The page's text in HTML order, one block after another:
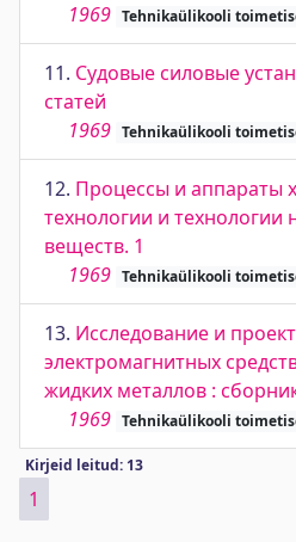
1969 Tehnikaülikooli
11. Судовые силовые
статей
1969 Tehnikaülikooli
12. Процессы и аппараты
технологии и технологии
веществ. 1
1969 Tehnikaülikooli
13. Исследование и
электромагнитных
жидких металлов :
1969 Tehnikaülikooli
Kirjeid leitud: 13
1